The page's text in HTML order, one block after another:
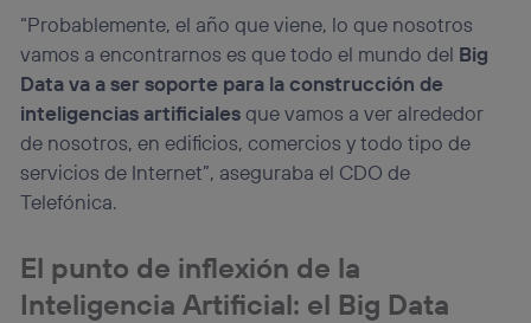
“Probablemente, el año que viene, lo que nosotros
vamos a encontrarnos es que todo el mundo del Big
Data va a ser soporte para la construcción de
inteligencias artificialesque vamos a ver alrededor
de nosotros, en edificios, comercios y todo tipo de
servicios de Internet”, aseguraba el CDO de
Telefónica.
El punto de inflexión de la
Inteligencia Artificial: el Big Data